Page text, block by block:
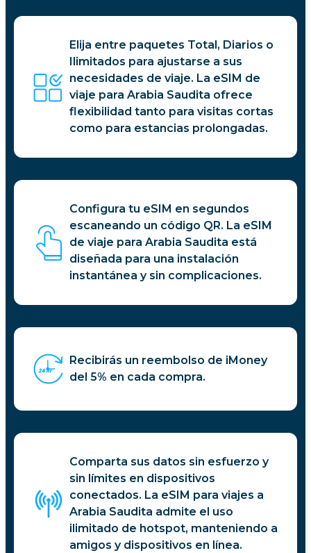
Elija entre paquetes Total, Diarios o
Ilimitados para ajustarse a sus
necesidades de viaje. La eSIM de
viaje para Arabia Saudita ofrece
flexibilidad tanto para visitas cortas
como para estancias prolongadas.
Configura tu eSIM en segundos
escaneando un código QR. La eSIM
de viaje para Arabia Saudita está
diseñada para una instalación
instantánea y sin complicaciones.
Recibirás un reembolso de iMoney
del 5% en cada compra.
Comparta sus datos sin esfuerzo y
sin límites en dispositivos
conectados. La eSIM para viajes a
Arabia Saudita admite el uso
ilimitado de hotspot, manteniendo a
amigos y dispositivos en línea.